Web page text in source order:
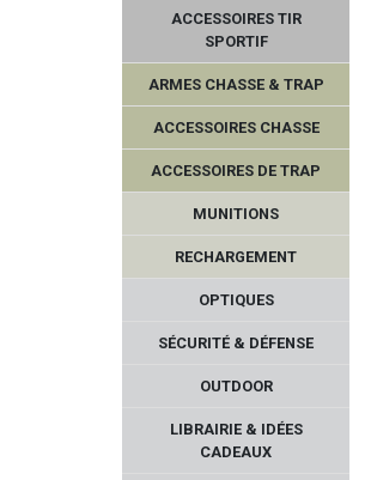
ACCESSOIRES TIR
SPORTIF
ARMES CHASSE & TRAP
ACCESSOIRES CHASSE
ACCESSOIRES DE TRAP
MUNITIONS
RECHARGEMENT
OPTIQUES
SÉCURITÉ & DÉFENSE
OUTDOOR
LIBRAIRIE & IDÉES
CADEAUX
HAUSKEN
FRANCHI
HAWKE
SCALARWORKS
BALLISTOL